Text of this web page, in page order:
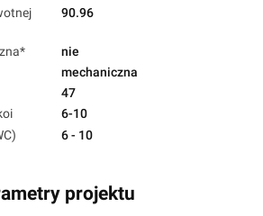
90.96
nie
mechaniczna
47
6-10
6 - 10
projektu